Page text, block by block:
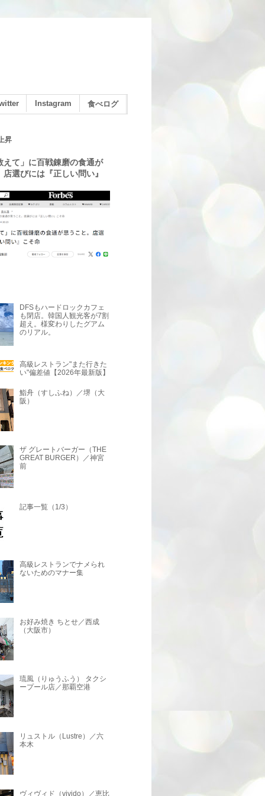
Instagram 食べログ
昇
えて」に百戦錬磨の食通が
選びには『正しい問い』
DFSもハードロックカフェ
も閉店。韓国人観光客が7割
超え。様変わりしたグアム
のリアル。
高級レストラン"また行きた
い"偏差値【2026年最新版】
鮨舟（すしふね）／堺（大
阪）
ザ グレートバーガー（THE
GREAT BURGER）／神宮
前
記事一覧（1/3）
高級レストランでナメられ
ないためのマナー集
お好み焼き ちとせ／西成
（大阪市）
琉風（りゅうふう） タクシ
ープール店／那覇空港
リュストル（Lustre）／六
本木
ヴィヴィド（vivido）／恵比